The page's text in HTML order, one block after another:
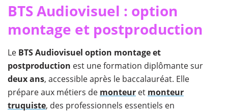
BTS Audiovisuel : option
montage et postproduction
Le BTS Audiovisuel option montage et
postproduction est une formation diplômante sur
deux ans, accessible après le baccalauréat. Elle
prépare aux métiers de monteur et monteur
truquiste, des professionnels essentiels en